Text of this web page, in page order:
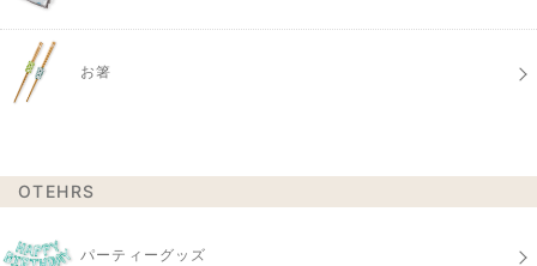
お箸
OTEHRS
パーティーグッズ